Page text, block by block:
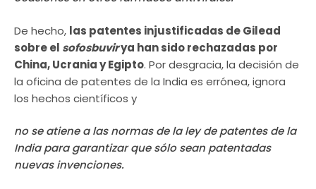
De hecho, las patentes injustificadas de Gilead
sobre el sofosbuvirya han sido rechazadas por
China, Ucrania y Egipto. Por desgracia, la decisión de
la oficina de patentes de la India es errónea, ignora
los hechos científicos y
no se atiene a las normas de la ley de patentes de la
India para garantizar que sólo sean patentadas
nuevas invenciones.